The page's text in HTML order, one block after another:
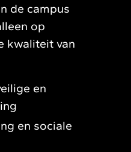
de campus
op
kwaliteit van
en
en sociale